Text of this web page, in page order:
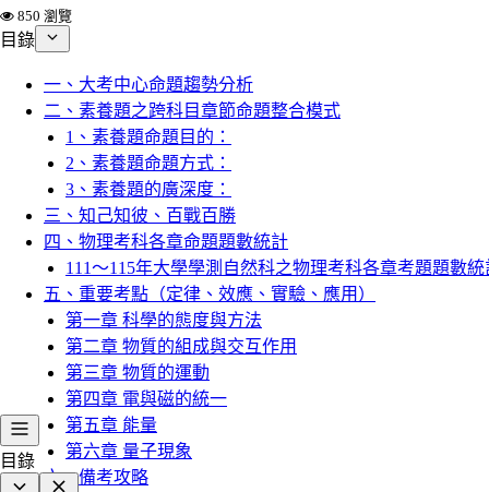
850 瀏覽
目錄
一、大考中心命題趨勢分析
二、素養題之跨科目章節命題整合模式
1、素養題命題目的：
2、素養題命題方式：
3、素養題的廣深度：
三、知己知彼、百戰百勝
四、物理考科各章命題題數統計
111～115年大學學測自然科之物理考科各章考題題數統
五、重要考點（定律、效應、實驗、應用）
第一章 科學的態度與方法
第二章 物質的組成與交互作用
第三章 物質的運動
第四章 電與磁的統一
第五章 能量
第六章 量子現象
六、備考攻略
目錄